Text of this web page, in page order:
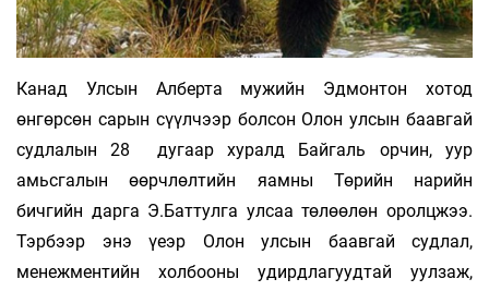
Канад Улсын Алберта мужийн Эдмонтон хотод
өнгөрсөн сарын сүүлчээр болсон Олон улсын баавгай
судлалын 28 дугаар хуралд Байгаль орчин, уур
амьсгалын өөрчлөлтийн яамны Төрийн нарийн
бичгийн дарга Э.Баттулга улсаа төлөөлөн оролцжээ.
Тэрбээр энэ үеэр Олон улсын баавгай судлал,
менежментийн холбооны удирдлагуудтай уулзаж,